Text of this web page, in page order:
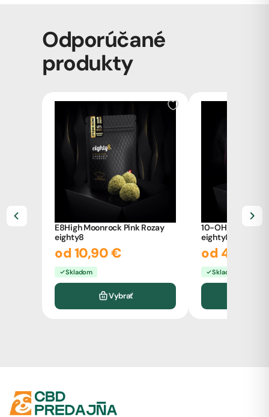
Odporúčané
produkty
E8High Moonrock Pink Rozay
eighty8
od 10,90 €
Skladom
Vybrať
10-OH-HHC
eighty8, 2ml
od 49,00
Skladom